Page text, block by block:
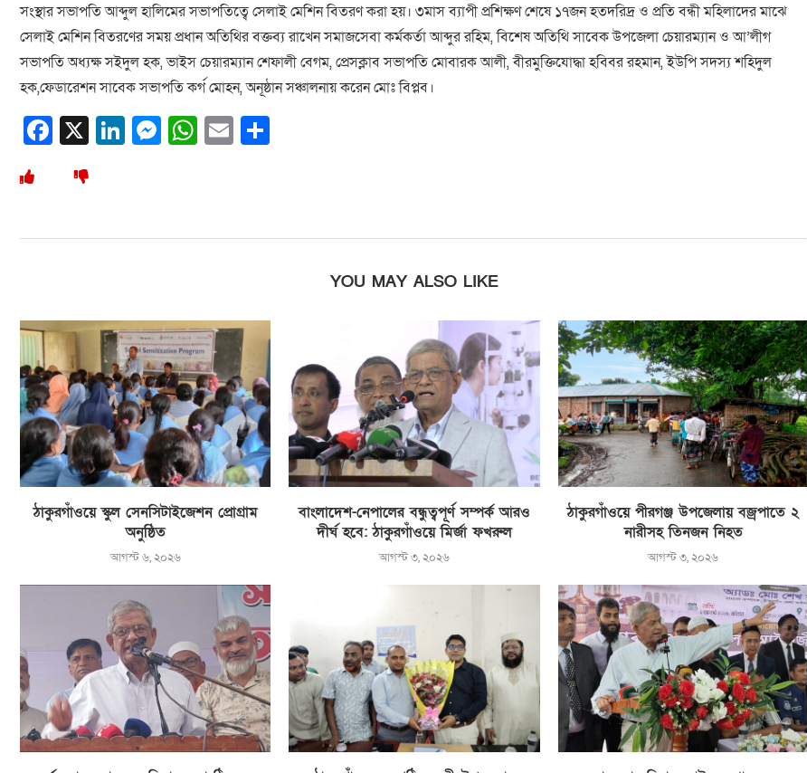
সংস্থার সভাপতি আব্দুল হালিমের সভাপতিত্বে সেলাই মেশিন বিতরণ করা হয়। ৩মাস ব্যাপী প্রশিক্ষণ শেষে ১৭জন হতদরিদ্র ও প্রতি বন্ধী মহিলাদের মাঝে
সেলাই মেশিন বিতরণের সময় প্রধান অতিথির বক্তব্য রাখেন সমাজসেবা কর্মকর্তা আব্দুর রহিম, বিশেষ অতিথি সাবেক উপজেলা চেয়ারম্যান ও আ’লীগ
সভাপতি অধ্যক্ষ সইদুল হক, ভাইস চেয়ারম্যান শেফালী বেগম, প্রেসক্লাব সভাপতি মোবারক আলী, বীরমুক্তিযোদ্ধা হবিবর রহমান, ইউপি সদস্য শহিদুল
হক,ফেডারেশন সাবেক সভাপতি কর্গ মোহন, অনূষ্ঠান সঞ্চালনায় করেন মোঃ বিপ্লব।
Facebook
X LinkedIn
Messenger
WhatsApp
Email
YOU MAY ALSO LIKE
ঠাকুরগাঁওয়ে স্কুল সেনসিটাইজেশন প্রোগ্রাম
অনুষ্ঠিত
আগস্ট ৬, ২০২৬
বাংলাদেশ-নেপালের বন্ধুত্বপূর্ণ সম্পর্ক আরও
দীর্ঘ হবে: ঠাকুরগাঁওয়ে মির্জা ফখরুল
আগস্ট ৩, ২০২৬
ঠাকুরগাঁওয়ে পীরগঞ্জ উপজেলায় বজ্রপাতে ২
নারীসহ তিনজন নিহত
আগস্ট ৩, ২০২৬